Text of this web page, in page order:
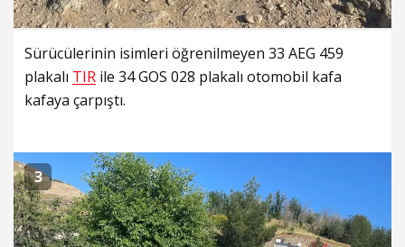
Sürücülerinin isimleri öğrenilmeyen 33 AEG 459
plakalı TIR ile 34 GOS 028 plakalı otomobil kafa
kafaya çarpıştı.
3